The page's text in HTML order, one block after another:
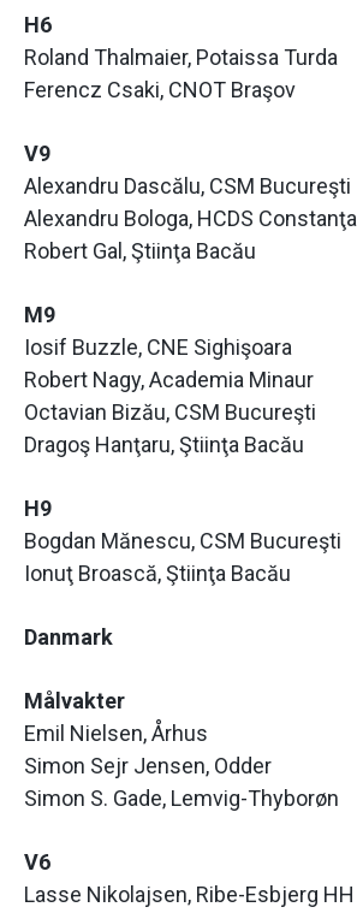
H6
Roland Thalmaier, Potaissa Turda
Ferencz Csaki, CNOT Braşov
V9
Alexandru Dascălu, CSM Bucureşti
Alexandru Bologa, HCDS Constanţa
Robert Gal, Ştiinţa Bacău
M9
Iosif Buzzle, CNE Sighişoara
Robert Nagy, Academia Minaur
Octavian Bizău, CSM Bucureşti
Dragoş Hanţaru, Ştiinţa Bacău
H9
Bogdan Mănescu, CSM Bucureşti
Ionuţ Broască, Ştiinţa Bacău
Danmark
Målvakter
Emil Nielsen, Århus
Simon Sejr Jensen, Odder
Simon S. Gade, Lemvig-Thyborøn
V6
Lasse Nikolajsen, Ribe-Esbjerg HH